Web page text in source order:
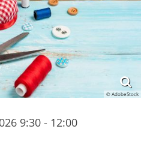
© AdobeStock
9:30 - 12:00